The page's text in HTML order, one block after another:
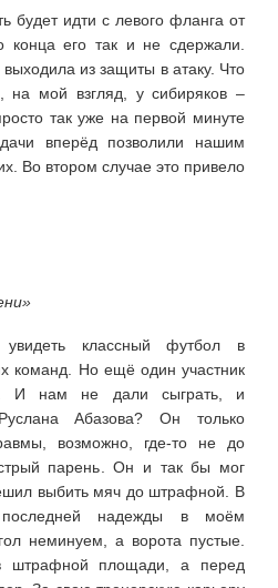
будет идти с левого фланга от
его так и не сдержали.
из защиты в атаку. Что
на мой взгляд, у сибиряков –
так уже на первой минуте
вперёд позволили нашим
Во втором случае это привело
классный футбол в
команд. Но ещё один участник
И нам не дали сыграть, и
Абазова? Он только
возможно, где-то не до
парень. Он и так бы мог
выбить мяч до штрафной. В
надежды в моём
неминуем, а ворота пустые.
площади, а перед